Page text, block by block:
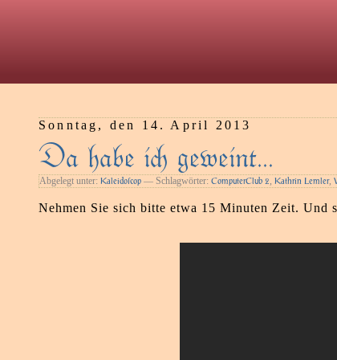
Sonntag, den 14. April 2013
Da habe i geweint…
Abgelegt unter: Kaleidoſcop — Schlagwörter: ComputerClub 2, Kathrin Lemler,
Nehmen Sie sich bitte etwa 15 Minuten Zeit. Und